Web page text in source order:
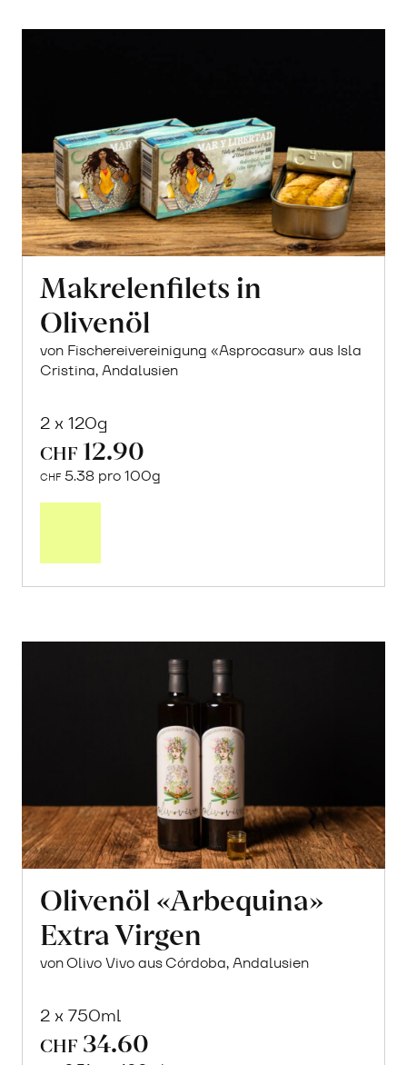
Makrelenfilets in
Olivenöl
von Fischereivereinigung «Asprocasur» aus Isla
Cristina, Andalusien
2 x 120g
CHF 12.90
CHF 5.38 pro 100g
Olivenöl «Arbequina»
Extra Virgen
von Olivo Vivo aus Córdoba, Andalusien
2 x 750ml
CHF 34.60